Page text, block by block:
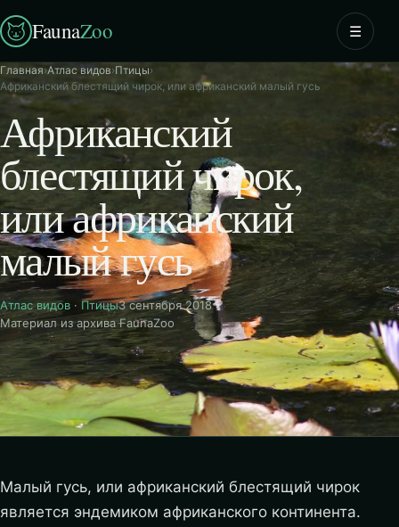
FaunaZoo ☰
Главная›Атлас видов›Птицы›
Африканский блестящий чирок, или африканский малый гусь
Африканский
блестящий чирок,
или африканский
малый гусь
Атлас видов · Птицы3 сентября 2018
Материал из архива FaunaZoo
Малый гусь, или африканский блестящий чирок
является эндемиком африканского континента.